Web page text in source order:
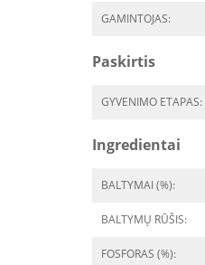
GAMINTOJAS:
Paskirtis
GYVENIMO ETAPAS:
Ingredientai
BALTYMAI (%):
BALTYMŲ RŪŠIS:
FOSFORAS (%):